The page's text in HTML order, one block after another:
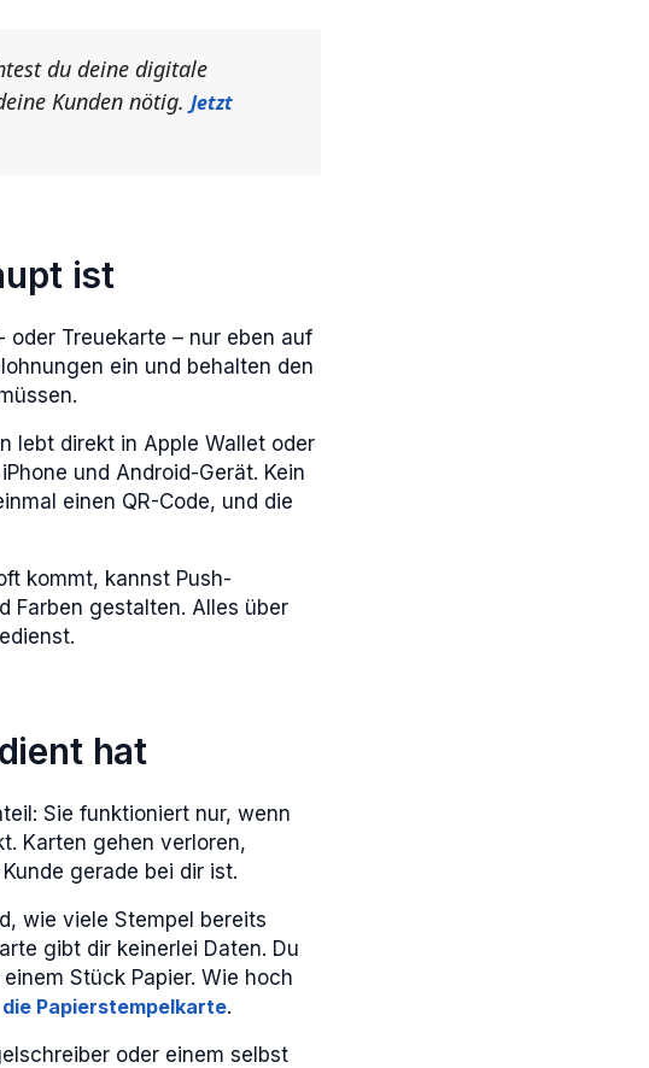
du deine digitale
Kunden nötig. Jetzt
ist
Treuekarte – nur eben auf
ein und behalten den
lebt direkt in Apple Wallet oder
und Android-Gerät. Kein
einen QR-Code, und die
kommt, kannst Push-
Farben gestalten. Alles über
hat
Sie funktioniert nur, wenn
Karten gehen verloren,
gerade bei dir ist.
wie viele Stempel bereits
gibt dir keinerlei Daten. Du
Stück Papier. Wie hoch
Papierstempelkarte.
oder einem selbst